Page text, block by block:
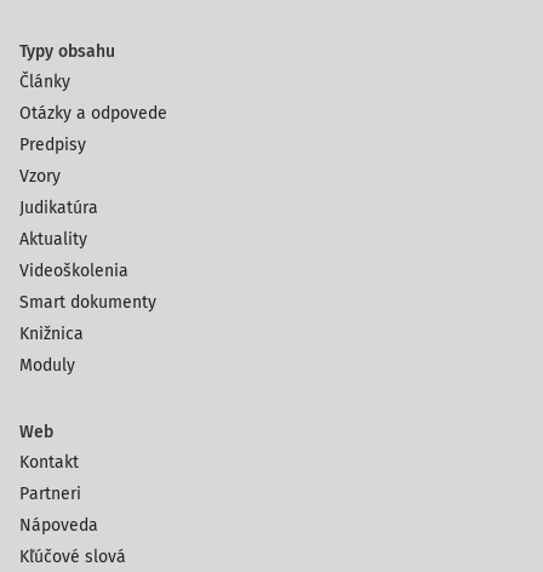
Typy obsahu
Články
Otázky a odpovede
Predpisy
Vzory
Judikatúra
Aktuality
Videoškolenia
Smart dokumenty
Knižnica
Moduly
Web
Kontakt
Partneri
Nápoveda
Kľúčové slová